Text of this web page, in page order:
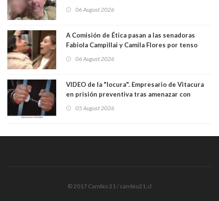
al "ring raja". Se trata de Andrés Arrieta y la
06 August 2026
A Comisión de Ética pasan a las senadoras
Fabiola Campillai y Camila Flores por tenso
06 August 2026
VIDEO de la "locura". Empresario de Vitacura
en prisión preventiva tras amenazar con
Los persiguió en potente camioneta
05 August 2026
© 2017 Cambio 21 / cambio21.cl